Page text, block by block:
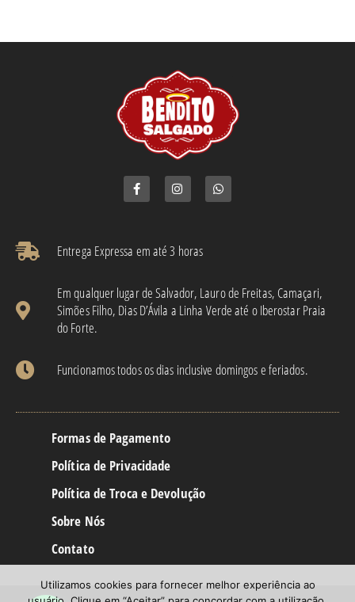
Entrega Expressa em até 3 horas​
Em qualquer lugar de Salvador, Lauro de Freitas, Camaçari,
Simões Filho, Dias D’Ávila a Linha Verde até o Iberostar Praia
do Forte.
Funcionamos todos os dias inclusive domingos e feriados.
Formas de Pagamento
Política de Privacidade
Política de Troca e Devolução
Sobre Nós
Contato
Utilizamos cookies para fornecer melhor experiência ao